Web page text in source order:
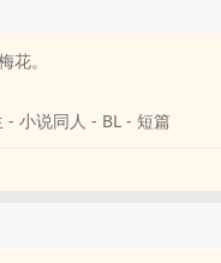
花。
- 小说同人 - BL - 短篇